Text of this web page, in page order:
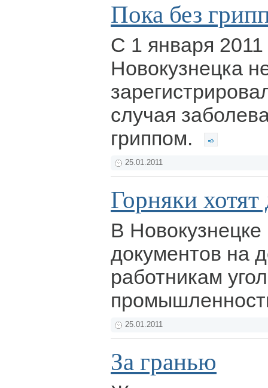
Пока без
С 1 января 2011
Новокузнецка
случая
гриппом.
25.01.2011
Горняки хотят
В
документов на
работникам
25.01.2011
За гранью